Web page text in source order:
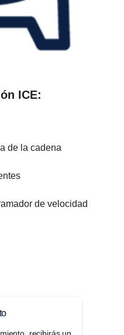
ICE:
de la cadena
de velocidad
maximizar la